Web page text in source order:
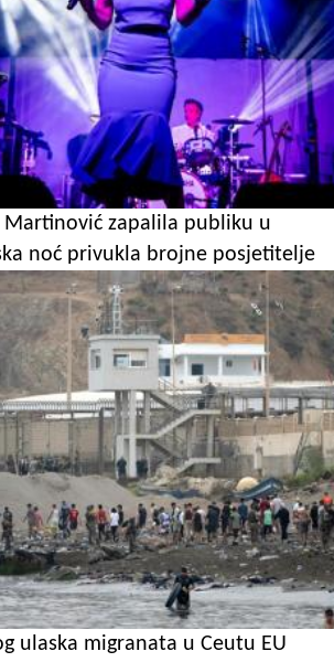
Martinović zapalila publiku u
noć privukla brojne posjetitelje
ulaska migranata u Ceutu EU